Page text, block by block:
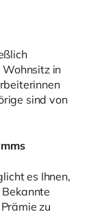
in
sind von
es Ihnen,
zu